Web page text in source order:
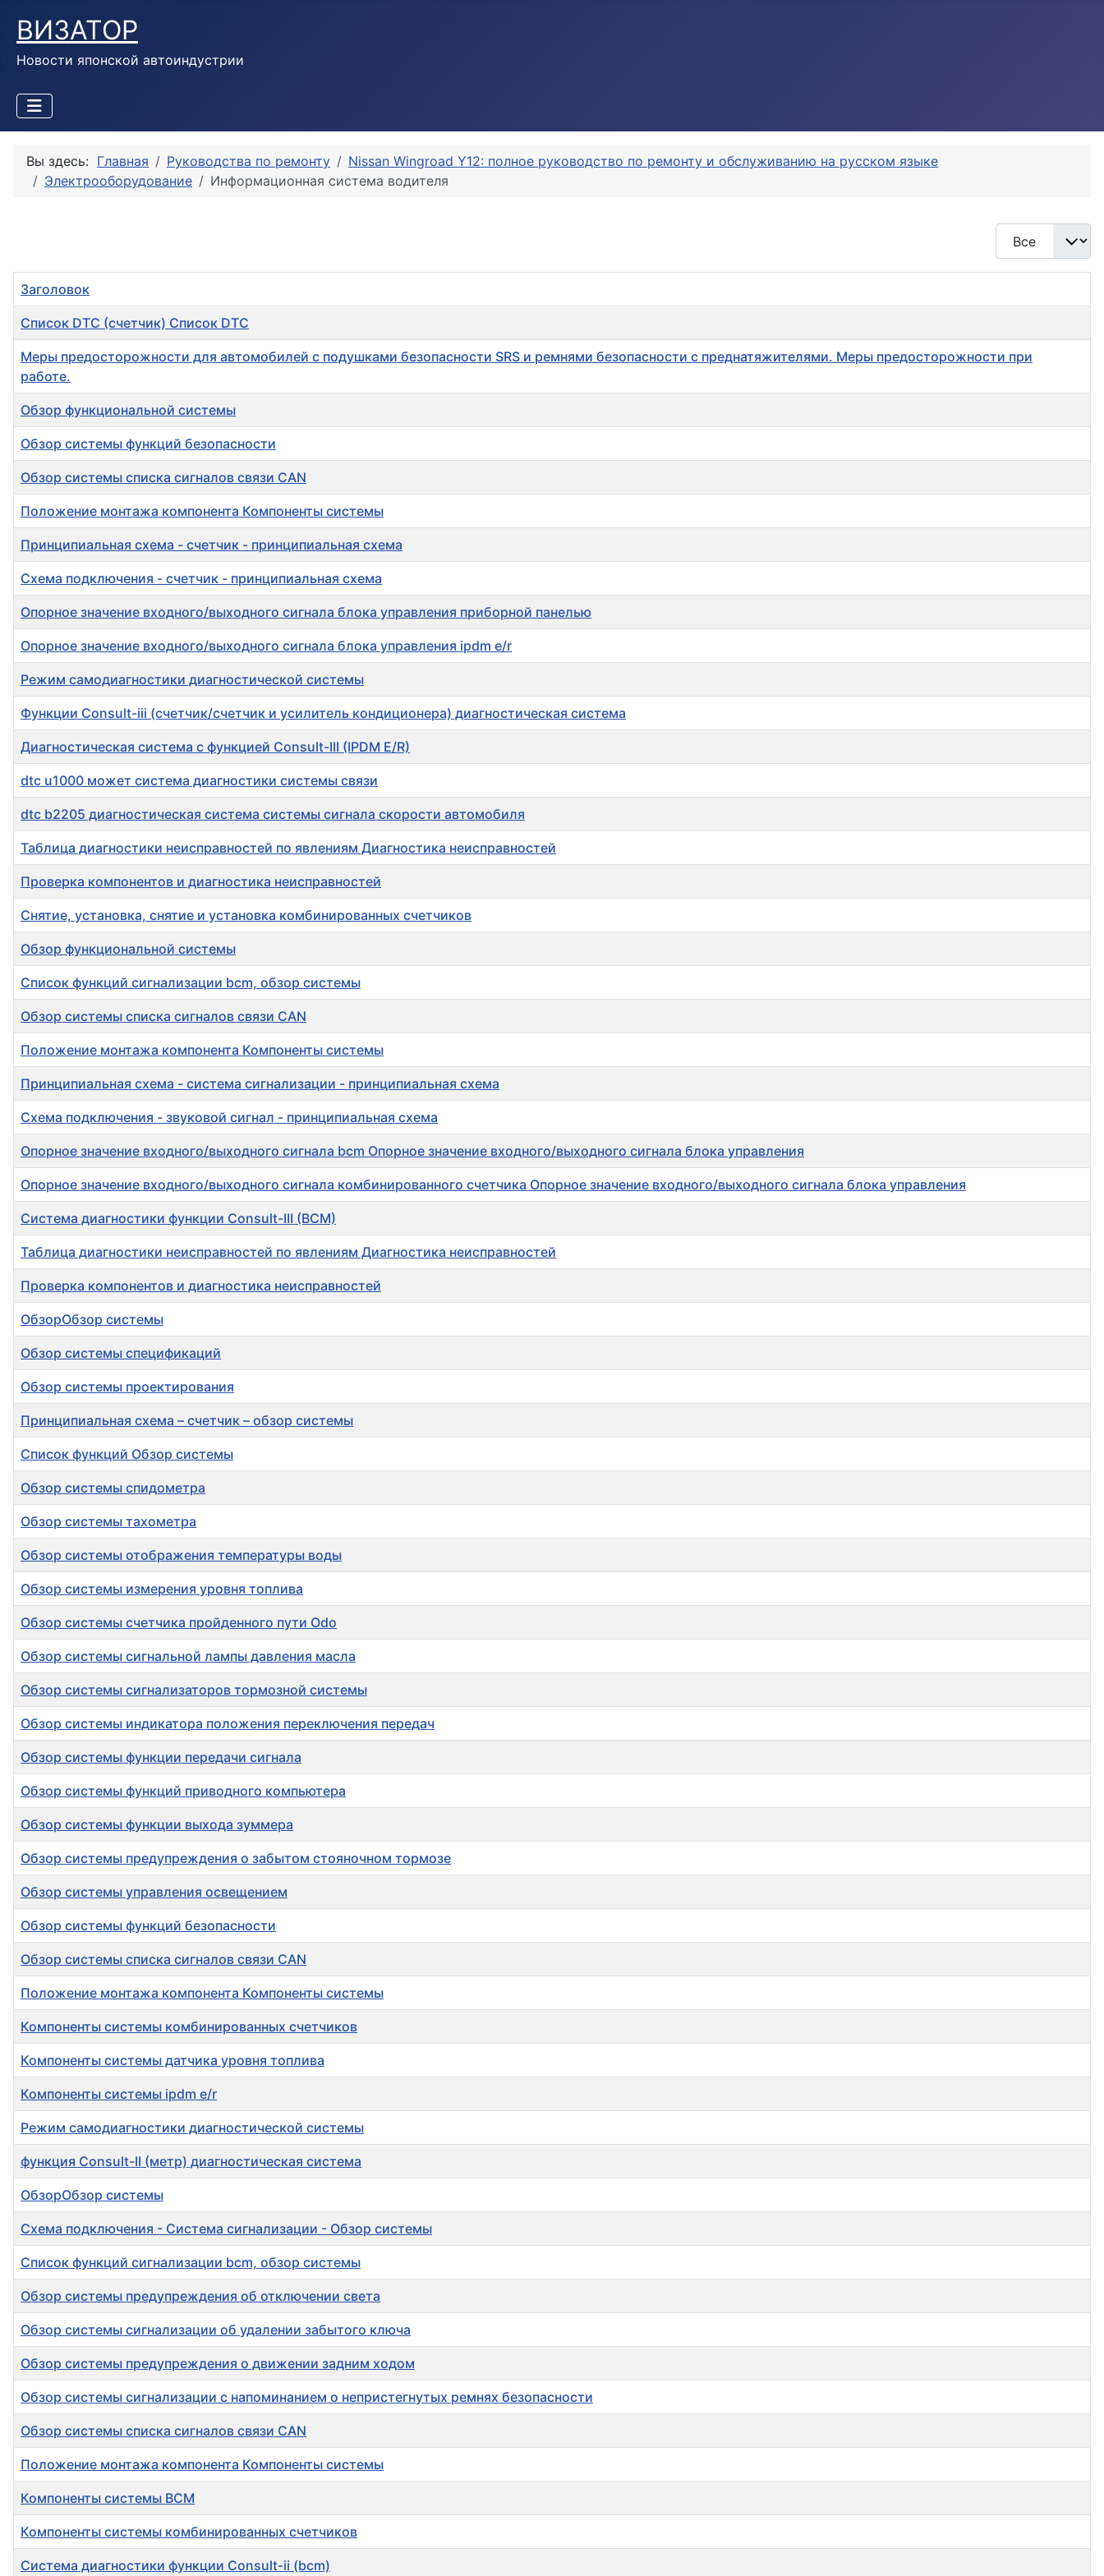
ВИЗАТОР
Новости японской автоиндустрии
Вы здесь: Главная Руководства по ремонту
Nissan Wingroad Y12: полное руководство по ремонту и обслуживанию на русском языке
Электрооборудование
Информационная система водителя
Кол-во строк:
Заголовок
Список DTC (счетчик) Список DTC
Меры предосторожности для автомобилей с подушками безопасности SRS и ремнями безопасности с преднатяжителями. Меры предосторожности при
работе.
Обзор функциональной системы
Обзор системы функций безопасности
Обзор системы списка сигналов связи CAN
Положение монтажа компонента Компоненты системы
Принципиальная схема - счетчик - принципиальная схема
Схема подключения - счетчик - принципиальная схема
Опорное значение входного/выходного сигнала блока управления приборной панелью
Опорное значение входного/выходного сигнала блока управления ipdm e/r
Режим самодиагностики диагностической системы
Функции Consult-iii (счетчик/счетчик и усилитель кондиционера) диагностическая система
Диагностическая система с функцией Consult-III (IPDM E/R)
dtc u1000 может система диагностики системы связи
dtc b2205 диагностическая система системы сигнала скорости автомобиля
Таблица диагностики неисправностей по явлениям Диагностика неисправностей
Проверка компонентов и диагностика неисправностей
Снятие, установка, снятие и установка комбинированных счетчиков
Обзор функциональной системы
Список функций сигнализации bcm, обзор системы
Обзор системы списка сигналов связи CAN
Положение монтажа компонента Компоненты системы
Принципиальная схема - система сигнализации - принципиальная схема
Схема подключения - звуковой сигнал - принципиальная схема
Опорное значение входного/выходного сигнала bcm Опорное значение входного/выходного сигнала блока управления
Опорное значение входного/выходного сигнала комбинированного счетчика Опорное значение входного/выходного сигнала блока управления
Система диагностики функции Consult-III (BCM)
Таблица диагностики неисправностей по явлениям Диагностика неисправностей
Проверка компонентов и диагностика неисправностей
ОбзорОбзор системы
Обзор системы спецификаций
Обзор системы проектирования
Принципиальная схема – счетчик – обзор системы
Список функций Обзор системы
Обзор системы спидометра
Обзор системы тахометра
Обзор системы отображения температуры воды
Обзор системы измерения уровня топлива
Обзор системы счетчика пройденного пути Odo
Обзор системы сигнальной лампы давления масла
Обзор системы сигнализаторов тормозной системы
Обзор системы индикатора положения переключения передач
Обзор системы функции передачи сигнала
Обзор системы функций приводного компьютера
Обзор системы функции выхода зуммера
Обзор системы предупреждения о забытом стояночном тормозе
Обзор системы управления освещением
Обзор системы функций безопасности
Обзор системы списка сигналов связи CAN
Положение монтажа компонента Компоненты системы
Компоненты системы комбинированных счетчиков
Компоненты системы датчика уровня топлива
Компоненты системы ipdm e/r
Режим самодиагностики диагностической системы
функция Consult-II (метр) диагностическая система
ОбзорОбзор системы
Схема подключения - Система сигнализации - Обзор системы
Список функций сигнализации bcm, обзор системы
Обзор системы предупреждения об отключении света
Обзор системы сигнализации об удалении забытого ключа
Обзор системы предупреждения о движении задним ходом
Обзор системы сигнализации с напоминанием о непристегнутых ремнях безопасности
Обзор системы списка сигналов связи CAN
Положение монтажа компонента Компоненты системы
Компоненты системы BCM
Компоненты системы комбинированных счетчиков
Система диагностики функции Consult-ii (bcm)